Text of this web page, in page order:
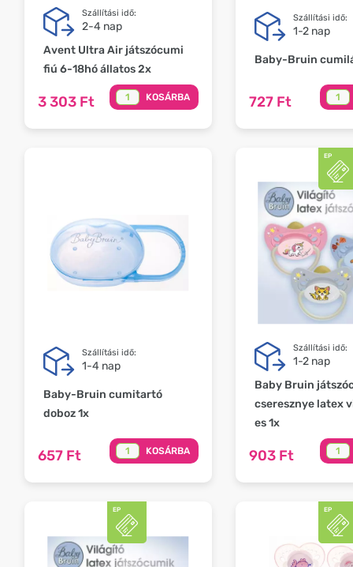
Szállítási idő:
2-4 nap
Avent Ultra Air játszócumi
fiú 6-18hó állatos 2x
3 303 Ft KOSÁRBA
Szállítási idő:
1-2 nap
Baby-Bruin
727 Ft
Szállítási idő:
1-4 nap
Baby-Bruin cumitartó
doboz 1x
657 Ft KOSÁRBA
Szállítási idő:
1-2 nap
Baby Bruin
cseresznye latex
es 1x
903 Ft